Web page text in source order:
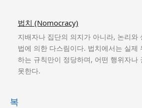
법치 (Nomocracy)
지배자나 집단의 의지가 아니라, 논리와
법에 의한 다스림이다. 법치에서는 실제
하는 규칙만이 정당하며, 어떤 행위자나
못한다.
복